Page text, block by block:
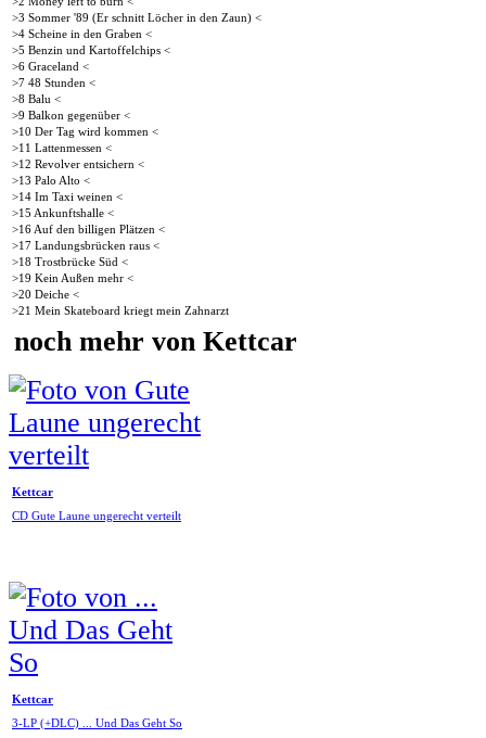
>3 Sommer '89 (Er schnitt Löcher in den Zaun) <
>4 Scheine in den Graben <
>5 Benzin und Kartoffelchips <
>6 Graceland <
>7 48 Stunden <
>8 Balu <
>9 Balkon gegenüber <
>10 Der Tag wird kommen <
>11 Lattenmessen <
>12 Revolver entsichern <
>13 Palo Alto <
>14 Im Taxi weinen <
>15 Ankunftshalle <
>16 Auf den billigen Plätzen <
>17 Landungsbrücken raus <
>18 Trostbrücke Süd <
>19 Kein Außen mehr <
>20 Deiche <
>21 Mein Skateboard kriegt mein Zahnarzt
noch mehr von Kettcar
Kettcar
CD Gute Laune ungerecht verteilt
Kettcar
3-LP (+DLC) ... Und Das Geht So